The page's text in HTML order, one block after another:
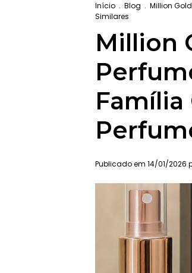
Início . Blog . Million
Similares
Million
Família
Publicado em 14/01/2026